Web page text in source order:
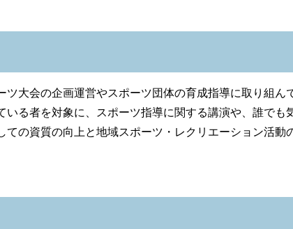
大会の企画運営やスポーツ団体の育成指導に取り組ん
いる者を対象に、スポーツ指導に関する講演や、誰でも
ての資質の向上と地域スポーツ・レクリエーション活動